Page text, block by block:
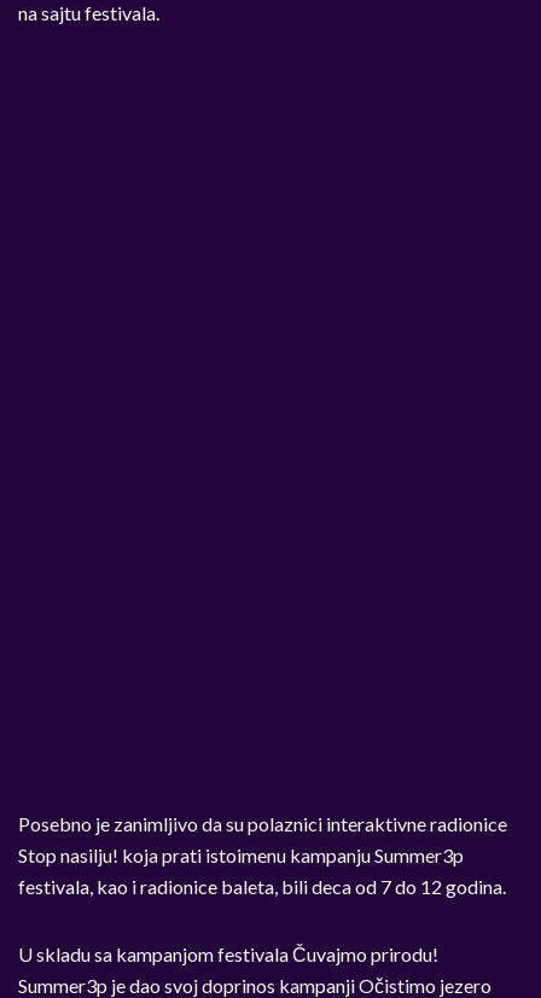
na sajtu festivala.
Posebno je zanimljivo da su polaznici interaktivne radionice
Stop nasilju! koja prati istoimenu kampanju Summer3p
festivala, kao i radionice baleta, bili deca od 7 do 12 godina.
U skladu sa kampanjom festivala Čuvajmo prirodu!
Summer3p je dao svoj doprinos kampanji Očistimo jezero